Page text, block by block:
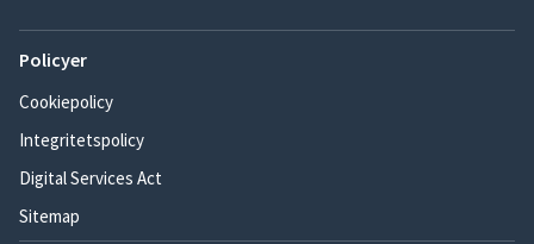
Policyer
Cookiepolicy
Integritetspolicy
Digital Services Act
Sitemap